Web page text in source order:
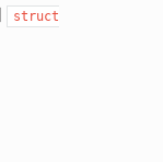
struct